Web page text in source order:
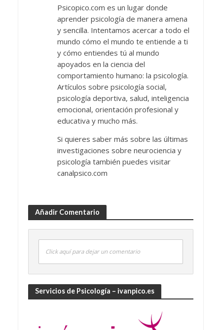
Psicopico.com es un lugar donde
aprender psicología de manera amena
y sencilla. Intentamos acercar a todo el
mundo cómo el mundo te entiende a ti
y cómo entiendes tú al mundo
apoyados en la ciencia del
comportamiento humano: la psicología.
Artículos sobre psicología social,
psicología deportiva, salud, inteligencia
emocional, orientación profesional y
educativa y mucho más.
Si quieres saber más sobre las últimas
investigaciones sobre neurociencia y
psicología también puedes visitar
canalpsico.com
Añadir Comentario
Click aquí para dejar un comentario
Servicios de Psicología – ivanpico.es